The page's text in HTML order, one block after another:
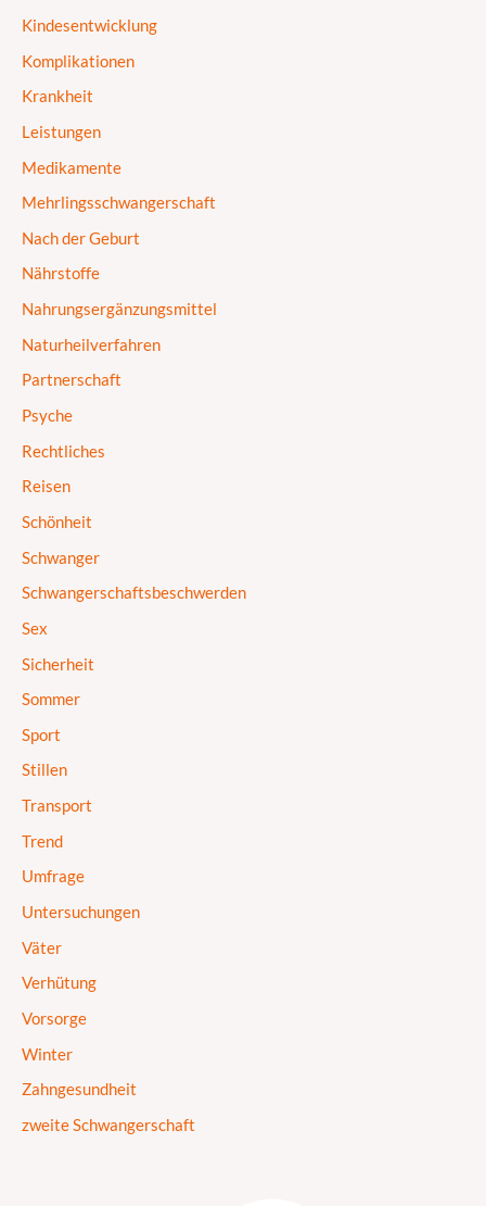
Kindesentwicklung
Komplikationen
Krankheit
Leistungen
Medikamente
Mehrlingsschwangerschaft
Nach der Geburt
Nährstoffe
Nahrungsergänzungsmittel
Naturheilverfahren
Partnerschaft
Psyche
Rechtliches
Reisen
Schönheit
Schwanger
Schwangerschaftsbeschwerden
Sex
Sicherheit
Sommer
Sport
Stillen
Transport
Trend
Umfrage
Untersuchungen
Väter
Verhütung
Vorsorge
Winter
Zahngesundheit
zweite Schwangerschaft